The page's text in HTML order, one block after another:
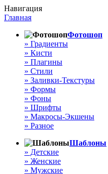
Навигация
Главная
Фотошоп
» Градиенты
» Кисти
» Плагины
» Стили
» Заливки-Текстуры
» Формы
» Фоны
» Шрифты
» Макросы-Экшены
» Разное
Шаблоны
» Детские
» Женские
» Мужские